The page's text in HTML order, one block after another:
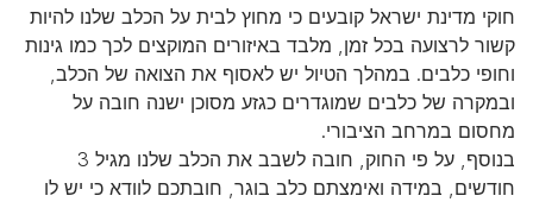
חוקי מדינת ישראל קובעים כי מחוץ לבית על הכלב שלנו להיות
קשור לרצועה בכל זמן, מלבד באיזורים המוקצים לכך כמו גינות
וחופי כלבים. במהלך הטיול יש לאסוף את הצואה של הכלב,
ובמקרה של כלבים שמוגדרים כגזע מסוכן ישנה חובה על
מחסום במרחב הציבורי.
בנוסף, על פי החוק, חובה לשבב את הכלב שלנו מגיל 3
חודשים, במידה ואימצתם כלב בוגר, חובתכם לוודא כי יש לו